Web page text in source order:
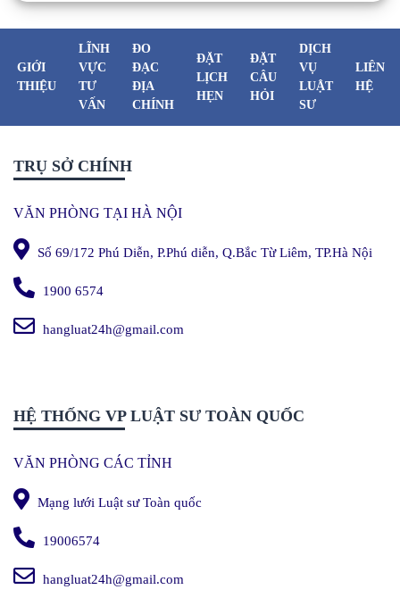
GIỚI
THIỆU
LĨNH
VỰC
TƯ
VẤN
ĐO
ĐẠC
ĐỊA
CHÍNH
ĐẶT
LỊCH
HẸN
ĐẶT
CÂU
HỎI
DỊCH
VỤ
LUẬT
SƯ
LIÊN
HỆ
TRỤ SỞ CHÍNH
VĂN PHÒNG TẠI HÀ NỘI
Số 69/172 Phú Diễn, P.Phú diễn, Q.Bắc Từ Liêm, TP.Hà Nội
1900 6574
hangluat24h@gmail.com
HỆ THỐNG VP LUẬT SƯ TOÀN QUỐC
VĂN PHÒNG CÁC TỈNH
Mạng lưới Luật sư Toàn quốc
19006574
hangluat24h@gmail.com